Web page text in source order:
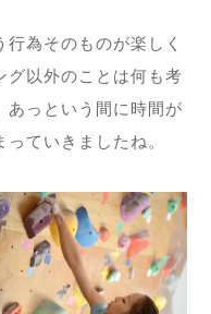
為そのものが楽しく
グ以外のことは何も考
あっという間に時間が
ていきましたね。